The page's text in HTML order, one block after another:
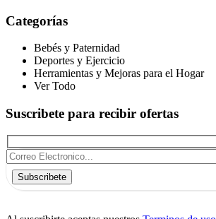
Categorías
Bebés y Paternidad
Deportes y Ejercicio
Herramientas y Mejoras para el Hogar
Ver Todo
Suscribete para recibir ofertas
Subscribete